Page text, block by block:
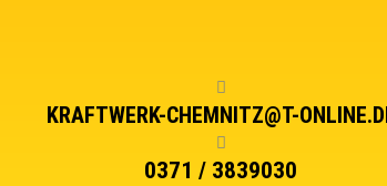
KRAFTWERK-CHEMNITZ@T-
0371 / 3839030